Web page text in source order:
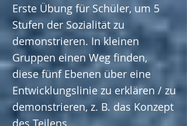
Erste Übung für Schüler, um 5
Stufen der Sozialität zu
demonstrieren. In kleinen
Gruppen einen Weg finden,
diese fünf Ebenen über eine
Entwicklungslinie zu erklären / zu
demonstrieren, z. B. das Konzept
des Teilens.